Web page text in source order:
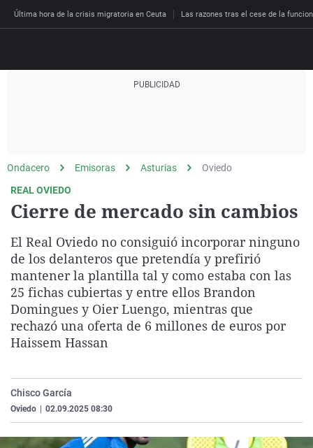
Última hora de la crisis migratoria en Ceuta Las razones tras el cese de la
Julia en la onda
Radioestadio
Radioestadio noche
El colegio invisible
La rosa de los vientos
Expedientes del más
Invisibles
Prohibido morirse
Esto no ha pasado
Caso
Baleares
Cataluña
Comunidad de Madrid
Comunitat Valenciana
Extremadura
País Vasco
Economía
Deportes
Tenis
El tiempo
Más noticias
Salud
Ciencia y Tecnología
Gastronomía
Medio ambiente
Virales
Ondacero Emisoras Asturias
Oviedo
REAL OVIEDO
Cierre de mercado sin cambios
El Real Oviedo no consiguió incorporar ninguno
de los delanteros que pretendía y prefirió
mantener la plantilla tal y como estaba con las
25 fichas cubiertas y entre ellos Brandon
Domingues y Oier Luengo, mientras que
rechazó una oferta de 6 millones de euros por
Haissem Hassan
Chisco García
Oviedo 02.09.2025 08:30